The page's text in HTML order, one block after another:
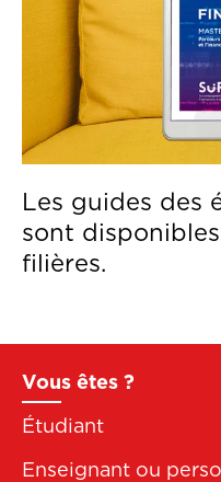
Contenu
Les guides des
sont
filières.
Pied
de
page
Vous êtes ?
Étudiant
Enseignant ou